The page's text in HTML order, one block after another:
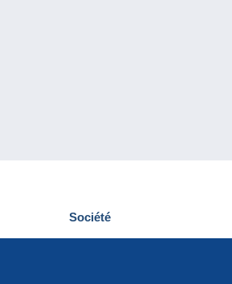
Société
Qui sommes-nous